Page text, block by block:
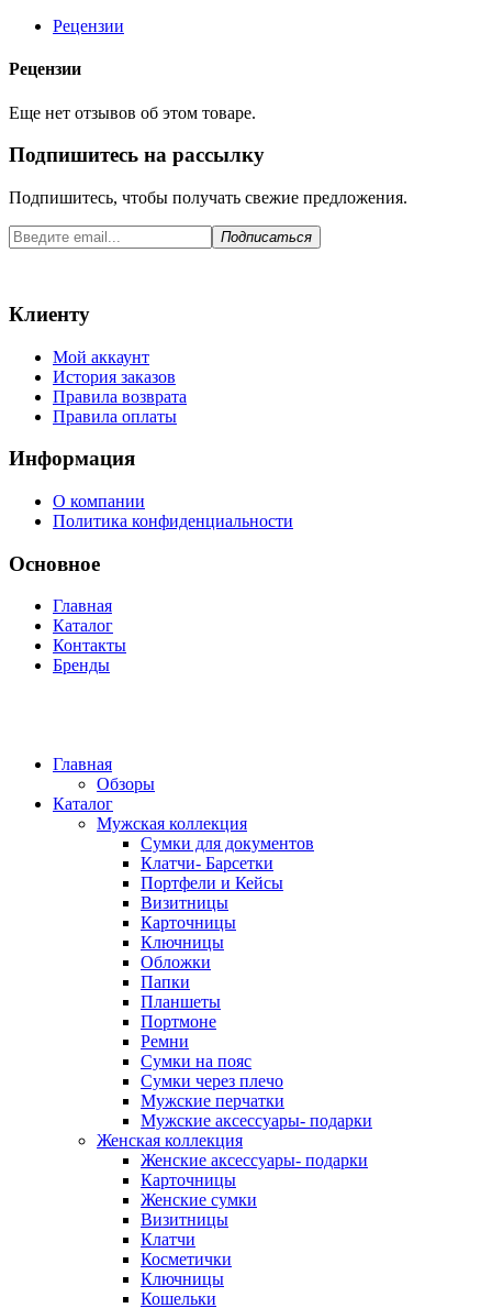
Рецензии
Рецензии
Еще нет отзывов об этом товаре.
Подпишитесь на рассылку
Подпишитесь, чтобы получать свежие предложения.
Подписаться
Клиенту
Мой аккаунт
История заказов
Правила возврата
Правила оплаты
Информация
О компании
Политика конфиденциальности
Основное
Главная
Каталог
Контакты
Бренды
Главная
Обзоры
Каталог
Мужская коллекция
Сумки для документов
Клатчи- Барсетки
Портфели и Кейсы
Визитницы
Карточницы
Ключницы
Обложки
Папки
Планшеты
Портмоне
Ремни
Сумки на пояс
Сумки через плечо
Мужские перчатки
Мужские аксессуары- подарки
Женская коллекция
Женские аксессуары- подарки
Карточницы
Женские сумки
Визитницы
Клатчи
Косметички
Ключницы
Кошельки